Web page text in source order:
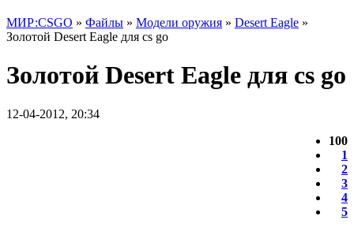
МИР:CSGO » Файлы » Модели оружия » Desert Eagle »
Золотой Desert Eagle для cs go
Золотой Desert Eagle для cs go
12-04-2012, 20:34
100
1
2
3
4
5